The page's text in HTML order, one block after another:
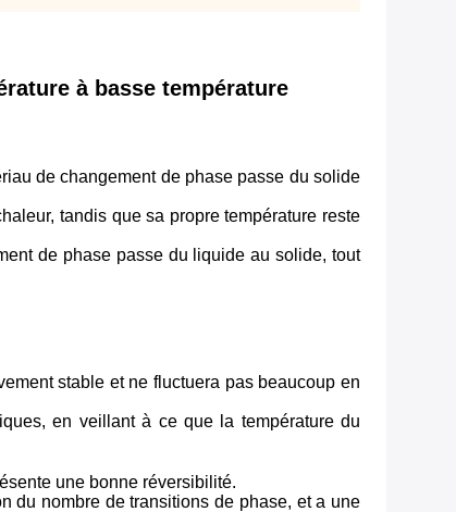
à basse température
de changement de phase passe du solide
tandis que sa propre température reste
de phase passe du liquide au solide, tout
stable et ne fluctuera pas beaucoup en
en veillant à ce que la température du
une bonne réversibilité.
du nombre de transitions de phase, et a une